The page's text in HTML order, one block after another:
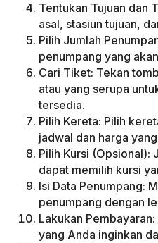
Tentukan Tujuan dan
asal, stasiun tujuan,
Pilih Jumlah
penumpang yang
Cari Tiket: Tekan
atau yang serupa
tersedia.
Pilih Kereta: Pilih
jadwal dan harga
Pilih Kursi (Opsional):
dapat memilih kursi
Isi Data Penumpang:
penumpang dengan
Lakukan
yang Anda inginkan